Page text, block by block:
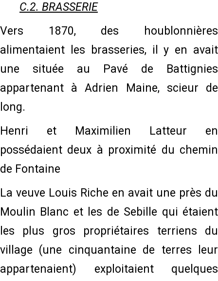
C.2. BRASSERIE
Vers 1870, des houblonnières
alimentaient les brasseries, il y en avait
une située au Pavé de Battignies
appartenant à Adrien Maine, scieur de
long.
Henri et Maximilien Latteur en
possédaient deux à proximité du chemin
de Fontaine
La veuve Louis Riche en avait une près du
Moulin Blanc et les de Sebille qui étaient
les plus gros propriétaires terriens du
village (une cinquantaine de terres leur
appartenaient) exploitaient quelques